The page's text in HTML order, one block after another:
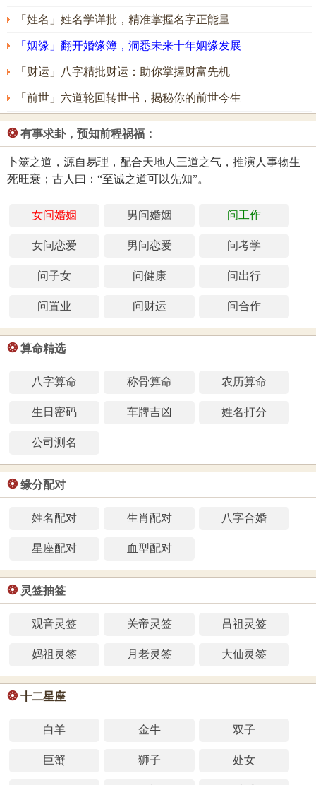
「姓名」姓名学详批，精准掌握名字正能量
「姻缘」翻开婚缘簿，洞悉未来十年姻缘发展
「财运」八字精批财运：助你掌握财富先机
「前世」六道轮回转世书，揭秘你的前世今生
❂ 有事求卦，预知前程祸福：
卜筮之道，源自易理，配合天地人三道之气，推演人事物生
死旺衰；古人曰：“至诚之道可以先知”。
女问婚姻 男问婚姻 问工作
女问恋爱 男问恋爱 问考学
问子女 问健康 问出行
问置业 问财运 问合作
❂ 算命精选
八字算命 称骨算命 农历算命
生日密码 车牌吉凶 姓名打分
公司测名
❂ 缘分配对
姓名配对 生肖配对 八字合婚
星座配对 血型配对
❂ 灵签抽签
观音灵签 关帝灵签 吕祖灵签
妈祖灵签 月老灵签 大仙灵签
❂ 十二星座
白羊 金牛 双子
巨蟹 狮子 处女